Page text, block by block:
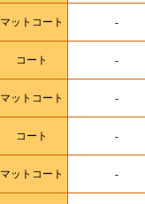
マットコート -
コート -
マットコート -
コート -
マットコート -